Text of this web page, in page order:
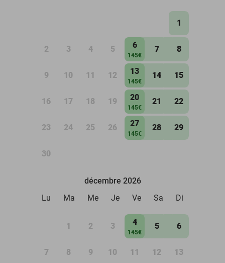
1
2 3 4 5 6
145€
7 8
9 10 11 12 13
145€
14 15
16 17 18 19 20
145€
21 22
23 24 25 26 27
145€
28 29
30
décembre 2026
Lu
Ma Me Je Ve Sa Di
1 2 3 4
145€
5 6
7 8 9 10 11 12 13